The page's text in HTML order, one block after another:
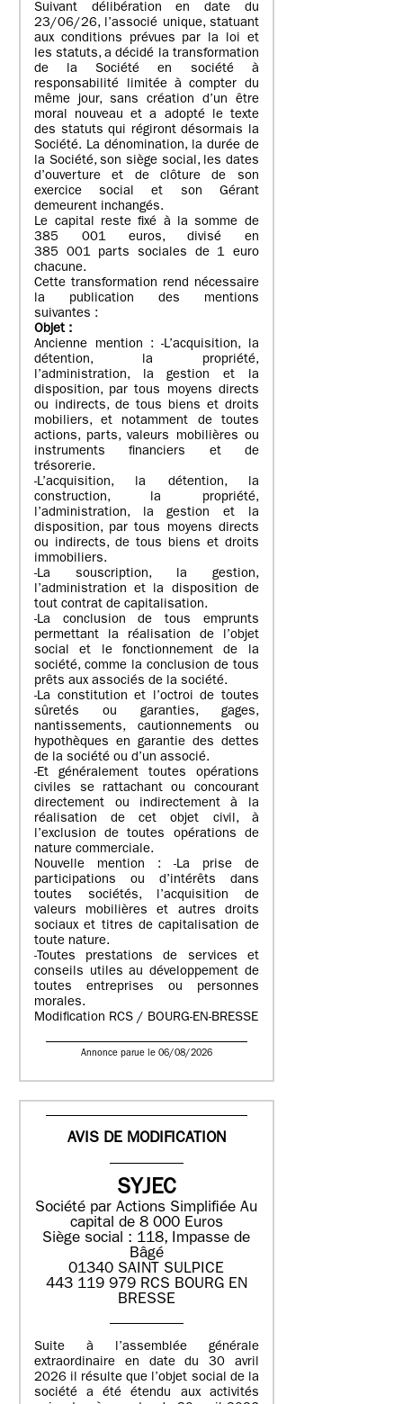
Suivant délibération en date du
23/06/26, l’associé unique, statuant
aux conditions prévues par la loi et
les statuts, a décidé la transformation
de la Société en société à
responsabilité limitée à compter du
même jour, sans création d’un être
moral nouveau et a adopté le texte
des statuts qui régiront désormais la
Société. La dénomination, la durée de
la Société, son siège social, les dates
d’ouverture et de clôture de son
exercice social et son Gérant
demeurent inchangés.
Le capital reste fixé à la somme de
385 001 euros, divisé en
385 001 parts sociales de 1 euro
chacune.
Cette transformation rend nécessaire
la publication des mentions
suivantes :
Objet :
Ancienne mention : -L’acquisition, la
détention, la propriété,
l’administration, la gestion et la
disposition, par tous moyens directs
ou indirects, de tous biens et droits
mobiliers, et notamment de toutes
actions, parts, valeurs mobilières ou
instruments financiers et de
trésorerie.
-L’acquisition, la détention, la
construction, la propriété,
l’administration, la gestion et la
disposition, par tous moyens directs
ou indirects, de tous biens et droits
immobiliers.
-La souscription, la gestion,
l’administration et la disposition de
tout contrat de capitalisation.
-La conclusion de tous emprunts
permettant la réalisation de l’objet
social et le fonctionnement de la
société, comme la conclusion de tous
prêts aux associés de la société.
-La constitution et l’octroi de toutes
sûretés ou garanties, gages,
nantissements, cautionnements ou
hypothèques en garantie des dettes
de la société ou d’un associé.
-Et généralement toutes opérations
civiles se rattachant ou concourant
directement ou indirectement à la
réalisation de cet objet civil, à
l’exclusion de toutes opérations de
nature commerciale.
Nouvelle mention : -La prise de
participations ou d’intérêts dans
toutes sociétés, l’acquisition de
valeurs mobilières et autres droits
sociaux et titres de capitalisation de
toute nature.
-Toutes prestations de services et
conseils utiles au développement de
toutes entreprises ou personnes
morales.
Modification RCS / BOURG-EN-BRESSE
Annonce parue le 06/08/2026
AVIS DE MODIFICATION
SYJEC
Société par Actions SimplifiéeAu
capital de 8 000 Euros
Siège social : 118, Impasse de
Bâgé
01340 SAINT SULPICE
443 119 979 RCS BOURG EN
BRESSE
Suite à l’assemblée générale
extraordinaire en date du 30 avril
2026 il résulte que l’objet social de la
société a été étendu aux activités